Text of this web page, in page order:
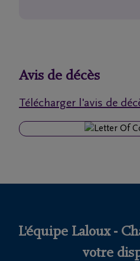
de
funéraires
fréquemment
Avis de décès
Télécharger l'avis de
L'équipe Laloux -
votre